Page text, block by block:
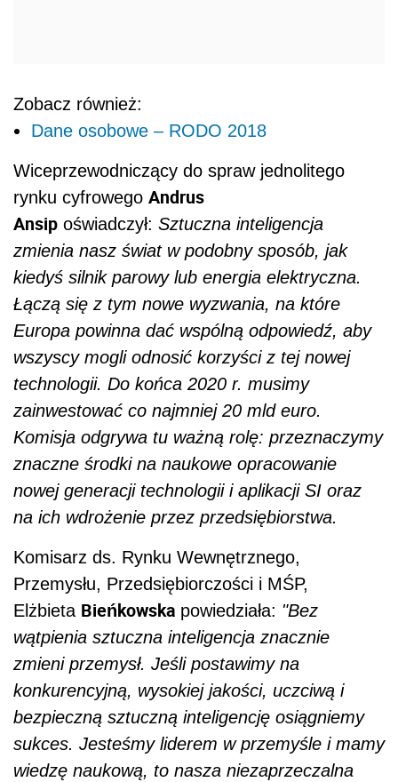
Zobacz również:
Dane osobowe – RODO 2018
Wiceprzewodniczący do spraw jednolitego
rynku cyfrowego Andrus
Ansip oświadczył: Sztuczna inteligencja
zmienia nasz świat w podobny sposób, jak
kiedyś silnik parowy lub energia elektryczna.
Łączą się z tym nowe wyzwania, na które
Europa powinna dać wspólną odpowiedź, aby
wszyscy mogli odnosić korzyści z tej nowej
technologii. Do końca 2020 r. musimy
zainwestować co najmniej 20 mld euro.
Komisja odgrywa tu ważną rolę: przeznaczymy
znaczne środki na naukowe opracowanie
nowej generacji technologii i aplikacji SI oraz
na ich wdrożenie przez przedsiębiorstwa.
Komisarz ds. Rynku Wewnętrznego,
Przemysłu, Przedsiębiorczości i MŚP,
Elżbieta Bieńkowska powiedziała: "Bez
wątpienia sztuczna inteligencja znacznie
zmieni przemysł. Jeśli postawimy na
konkurencyjną, wysokiej jakości, uczciwą i
bezpieczną sztuczną inteligencję osiągniemy
sukces. Jesteśmy liderem w przemyśle i mamy
wiedzę naukową, to nasza niezaprzeczalna